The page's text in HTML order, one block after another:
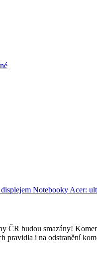
Notebooky Acer:
ČR budou smazány!
pravidla i na odstranění